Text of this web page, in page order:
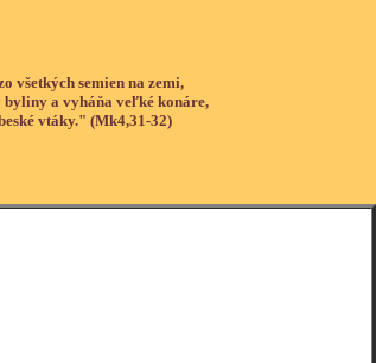
všetkých semien na zemi,
byliny a vyháňa veľké konáre,
vtáky." (Mk4,31-32)